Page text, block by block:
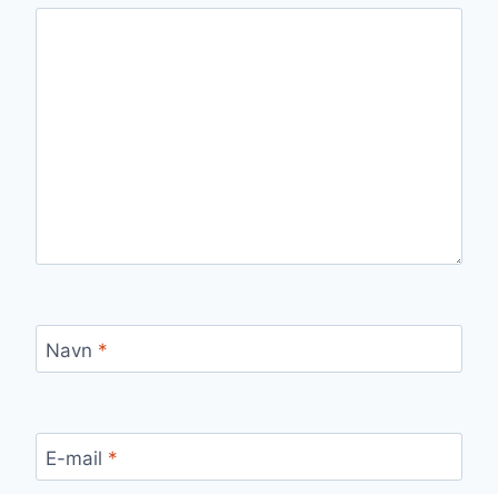
Navn *
E-mail *